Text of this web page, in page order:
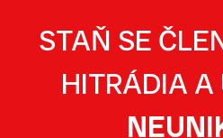
STAŇ SE
HITRÁDIA A